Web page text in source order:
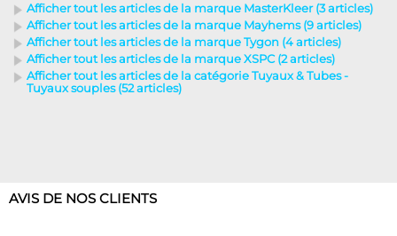
Afficher tout les articles de la marque MasterKleer (3 articles)
Afficher tout les articles de la marque Mayhems (9 articles)
Afficher tout les articles de la marque Tygon (4 articles)
Afficher tout les articles de la marque XSPC (2 articles)
Afficher tout les articles de la catégorie Tuyaux & Tubes -
Tuyaux souples (52 articles)
AVIS DE NOS CLIENTS